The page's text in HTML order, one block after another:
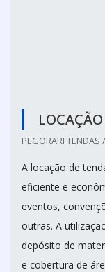
PEGORARI TENDAS
A locação de
eficiente e
eventos,
outras. A
depósito de
e cobertura de